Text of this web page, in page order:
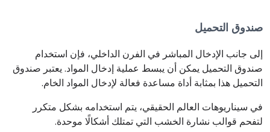
صندوق التحميل
إلى جانب الإدخال المباشر في الفرن الداخلي، فإن استخدام
صندوق التحميل يمكن أن يبسط عملية إدخال المواد. يعتبر صندوق
التحميل هذا بمثابة أداة مساعدة فعالة لإدخال المواد الخام.
في سيناريوهات العالم الحقيقي، يتم استخدامه بشكل متكرر
لتفحم قوالب نشارة الخشب التي تمتلك أشكالًا موحدة.